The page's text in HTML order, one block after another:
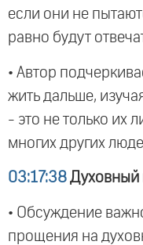
если они не
равно будут
• Автор
жить дальше,
- это не только их
многих других
03:17:38 Духовный
• Обсуждение
прощения на